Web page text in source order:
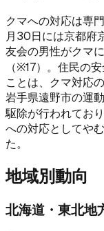
クマへの対応は専
月30日には京都府
友会の男性がクマ
（※17）。住民の
ことは、クマ対応
岩手県遠野市の運
駆除が行われてお
への対応としてや
た。
地域別動向
北海道・東北地